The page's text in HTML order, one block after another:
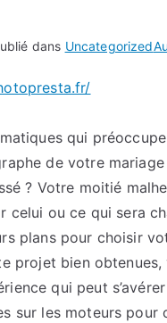
dans Uncategorized
qui
de votre
? Votre moitié
celui ou ce qui sera
plans pour choisir
projet bien
qui peut
sur les moteurs